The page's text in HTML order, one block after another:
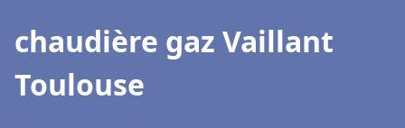
chaudière gaz Vaillant
Toulouse